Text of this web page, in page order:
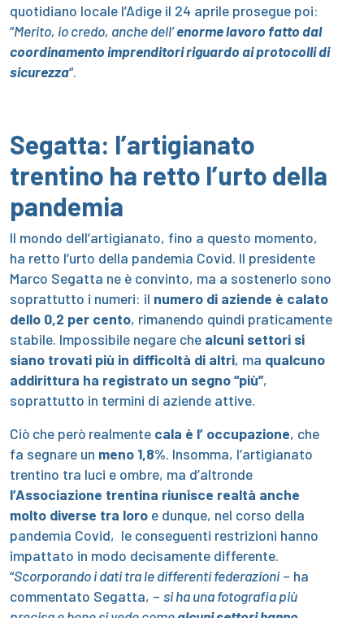
quotidiano locale l’Adige il 24 aprile prosegue poi:
“Merito, io credo, anche dell’enorme lavoro fatto dal
coordinamento imprenditori riguardo ai protocolli di
sicurezza“.
Segatta: l’artigianato
trentino ha retto l’urto della
pandemia
Il mondo dell’artigianato, fino a questo momento,
ha retto l’urto della pandemia Covid. Il presidente
Marco Segatta ne è convinto, ma a sostenerlo sono
soprattutto i numeri: il numero di aziende è calato
dello 0,2 per cento, rimanendo quindi praticamente
stabile. Impossibile negare che alcuni settori si
siano trovati più in difficoltà di altri, ma qualcuno
addirittura ha registrato un segno “più”,
soprattutto in termini di aziende attive.
Ciò che però realmente cala è l’ occupazione, che
fa segnare un meno 1,8%. Insomma, l’artigianato
trentino tra luci e ombre, ma d’altronde
l’Associazione trentina riunisce realtà anche
molto diverse tra loro e dunque, nel corso della
pandemia Covid, le conseguenti restrizioni hanno
impattato in modo decisamente differente.
“Scorporando i dati tra le differenti federazioni– ha
commentato Segatta, – si ha una fotografia più